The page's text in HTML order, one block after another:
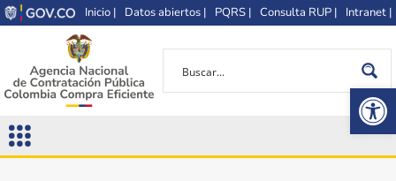
Inicio | Datos abiertos | PQRS | Consulta RUP | Intranet |